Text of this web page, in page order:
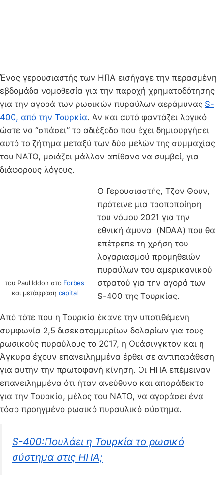
Ένας γερουσιαστής των ΗΠΑ εισήγαγε την περασμένη
εβδομάδα νομοθεσία για την παροχή χρηματοδότησης
για την αγορά των ρωσικών πυραύλων αεράμυνας S-
400, από την Τουρκία. Αν και αυτό φαντάζει λογικό
ώστε να “σπάσει” το αδιέξοδο που έχει δημιουργήσει
αυτό το ζήτημα μεταξύ των δύο μελών της συμμαχίας
του ΝΑΤΟ, μοιάζει μάλλον απίθανο να συμβεί, για
διάφορους λόγους.
του Paul Iddon στο Forbes
και μετάφραση capital
Ο Γερουσιαστής, Τζον Θουν,
πρότεινε μια τροποποίηση
του νόμου 2021 για την
εθνική άμυνα (NDAA) που θα
επέτρεπε τη χρήση του
λογαριασμού προμηθειών
πυραύλων του αμερικανικού
στρατού για την αγορά των
S-400 της Τουρκίας.
Από τότε που η Τουρκία έκανε την υποτιθέμενη
συμφωνία 2,5 δισεκατομμυρίων δολαρίων για τους
ρωσικούς πυραύλους το 2017, η Ουάσινγκτον και η
Άγκυρα έχουν επανειλημμένα έρθει σε αντιπαράθεση
για αυτήν την πρωτοφανή κίνηση. Οι ΗΠΑ επέμειναν
επανειλημμένα ότι ήταν ανεύθυνο και απαράδεκτο
για την Τουρκία, μέλος του ΝΑΤΟ, να αγοράσει ένα
τόσο προηγμένο ρωσικό πυραυλικό σύστημα.
S-400:Πουλάει η Τουρκία το ρωσικό
σύστημα στις ΗΠΑ;